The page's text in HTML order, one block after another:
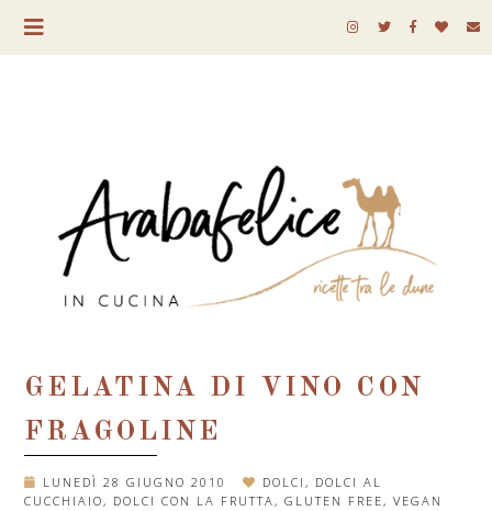
GELATINA DI VINO CON
FRAGOLINE
LUNEDÌ 28 GIUGNO 2010 DOLCI, DOLCI AL
CUCCHIAIO, DOLCI CON LA FRUTTA, GLUTEN FREE, VEGAN